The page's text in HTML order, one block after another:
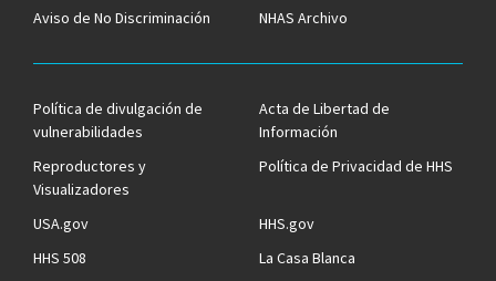
Aviso de No Discriminación
NHAS Archivo
Política de divulgación de
vulnerabilidades
Acta de Libertad de
Información
Reproductores y
Visualizadores
Política de Privacidad de HHS
USA.gov
HHS.gov
HHS 508
La Casa Blanca